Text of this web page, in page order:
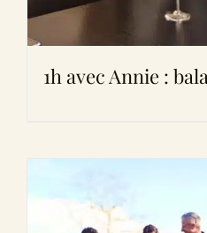
1h avec Annie :